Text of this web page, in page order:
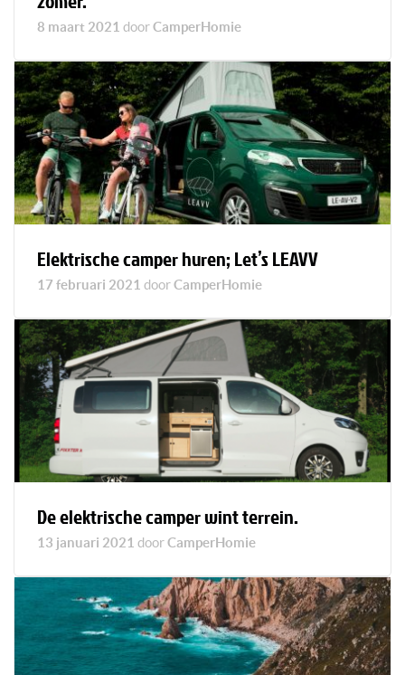
8 maart 2021 doorCamperHomie
Elektrische camper huren; Let’s LEAVV
17 februari 2021 doorCamperHomie
De elektrische camper wint terrein.
13 januari 2021 doorCamperHomie